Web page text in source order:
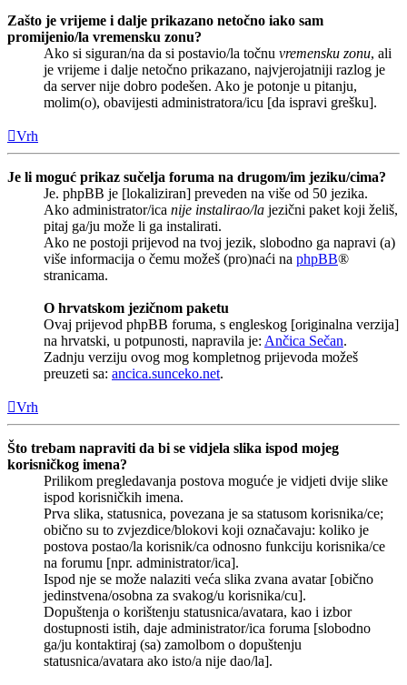
Zašto je vrijeme i dalje prikazano netočno iako sam
promijenio/la vremensku zonu?
Ako si siguran/na da si postavio/la točnu vremensku zonu, ali
je vrijeme i dalje netočno prikazano, najvjerojatniji razlog je
da server nije dobro podešen. Ako je potonje u pitanju,
molim(o), obavijesti administratora/icu [da ispravi grešku].
Vrh
Je li moguć prikaz sučelja foruma na drugom/im jeziku/cima?
Je. phpBB je [lokaliziran] preveden na više od 50 jezika.
Ako administrator/ica nije instalirao/la jezični paket koji želiš,
pitaj ga/ju može li ga instalirati.
Ako ne postoji prijevod na tvoj jezik, slobodno ga napravi (a)
više informacija o čemu možeš (pro)naći na phpBB®
stranicama.
O hrvatskom jezičnom paketu
Ovaj prijevod phpBB foruma, s engleskog [originalna verzija]
na hrvatski, u potpunosti, napravila je: Ančica Sečan.
Zadnju verziju ovog mog kompletnog prijevoda možeš
preuzeti sa: ancica.sunceko.net.
Vrh
Što trebam napraviti da bi se vidjela slika ispod mojeg
korisničkog imena?
Prilikom pregledavanja postova moguće je vidjeti dvije slike
ispod korisničkih imena.
Prva slika, statusnica, povezana je sa statusom korisnika/ce;
obično su to zvjezdice/blokovi koji označavaju: koliko je
postova postao/la korisnik/ca odnosno funkciju korisnika/ce
na forumu [npr. administrator/ica].
Ispod nje se može nalaziti veća slika zvana avatar [obično
jedinstvena/osobna za svakog/u korisnika/cu].
Dopuštenja o korištenju statusnica/avatara, kao i izbor
dostupnosti istih, daje administrator/ica foruma [slobodno
ga/ju kontaktiraj (sa) zamolbom o dopuštenju
statusnica/avatara ako isto/a nije dao/la].